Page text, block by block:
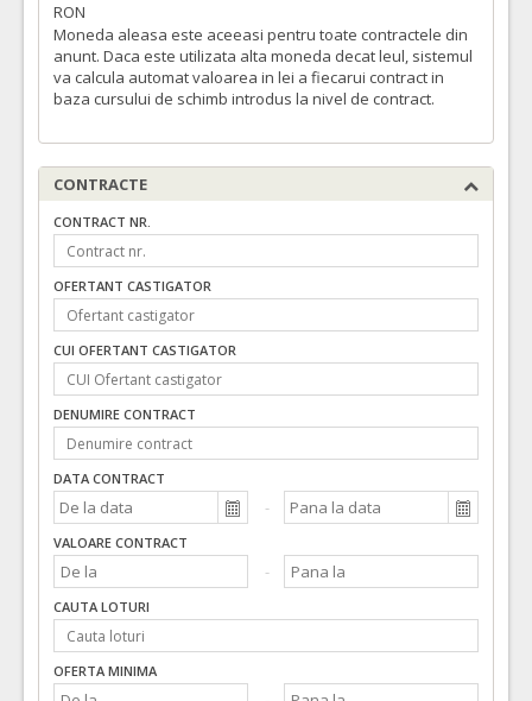
RON
Moneda aleasa este aceeasi pentru toate contractele din
anunt. Daca este utilizata alta moneda decat leul, sistemul
va calcula automat valoarea in lei a fiecarui contract in
baza cursului de schimb introdus la nivel de contract.
CONTRACTE
CONTRACT NR.
OFERTANT CASTIGATOR
CUI OFERTANT CASTIGATOR
DENUMIRE CONTRACT
DATA CONTRACT
VALOARE CONTRACT
CAUTA LOTURI
OFERTA MINIMA